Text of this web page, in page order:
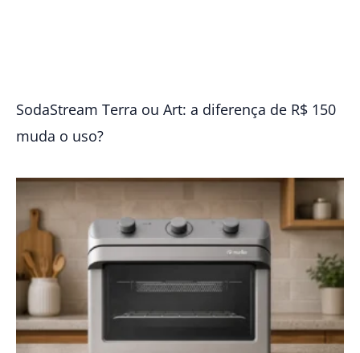
SodaStream Terra ou Art: a diferença de R$ 150
muda o uso?